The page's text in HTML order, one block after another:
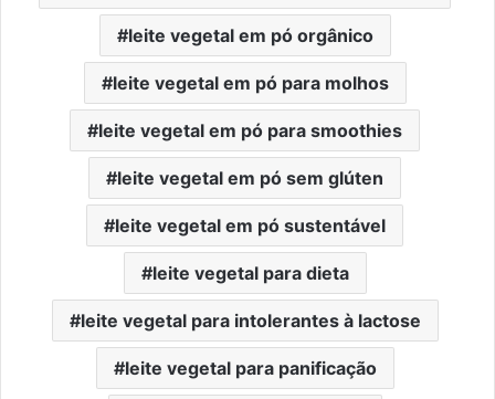
leite vegetal em pó orgânico
leite vegetal em pó para molhos
leite vegetal em pó para smoothies
leite vegetal em pó sem glúten
leite vegetal em pó sustentável
leite vegetal para dieta
leite vegetal para intolerantes à lactose
leite vegetal para panificação